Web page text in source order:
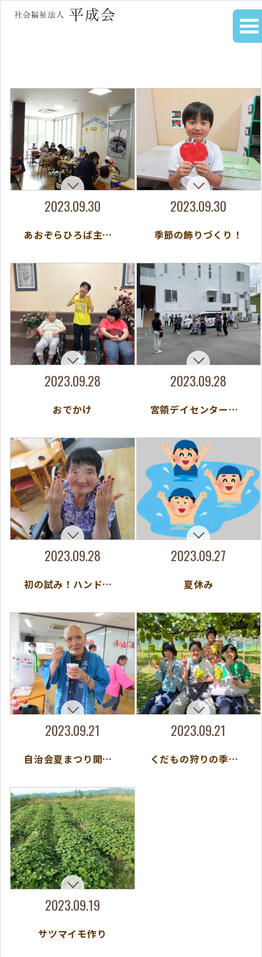
2023.09.30
あおぞらひろば主催 あおぞらぱん屋さんパン作り体験
2023.09.30
季節の飾りづくり！
2023.09.28
おでかけ
2023.09.28
宮領デイセンター火災避難訓練
2023.09.28
初の試み！ハンドネイル開催
2023.09.27
夏休み
2023.09.21
自治会夏まつり開催！
2023.09.21
くだもの狩りの季節がやってきた！
2023.09.19
サツマイモ作り